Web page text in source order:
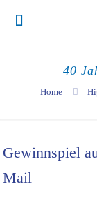
40
Home
Gewinnspiel
Mail